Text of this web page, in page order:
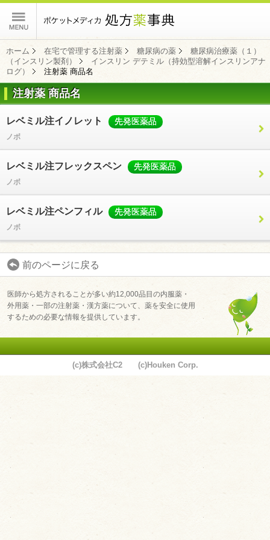
ポケットメディカ
コンテンツ
ホーム 在宅で管理する注射薬 糖尿病の薬
糖尿病治療薬（１）
（インスリン製剤）
インスリン デテミル（持効型溶解インスリンアナ
ログ）
注射薬 商品名
注射薬 商品名
レベミル注イノレット 先発医薬品
ノボ
レベミル注フレックスペン 先発医薬品
ノボ
レベミル注ペンフィル 先発医薬品
ノボ
前のページに戻る
医師から処方されることが多い約12,000品目の内服薬・
外用薬・一部の注射薬・漢方薬について、薬を安全に使用
するための必要な情報を提供しています。
(c)株式会社C2 (c)Houken Corp.